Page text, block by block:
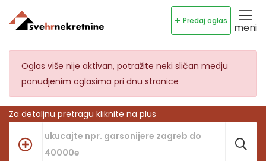
Predaj oglas
meni
Oglas više nije aktivan, potražite neki sličan medju
ponudjenim oglasima pri dnu stranice
Za detaljnu pretragu kliknite na plus